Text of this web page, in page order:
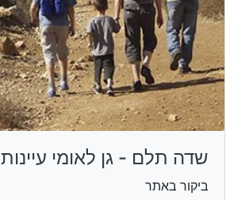
שדה תלם - גן לאומי
ביקור באתר